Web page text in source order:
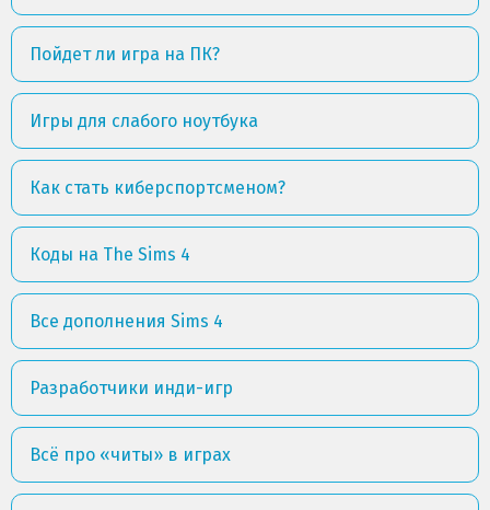
Пойдет ли игра на ПК?
Игры для слабого ноутбука
Как стать киберспортсменом?
Коды на The Sims 4
Все дополнения Sims 4
Разработчики инди-игр
Всё про «читы» в играх